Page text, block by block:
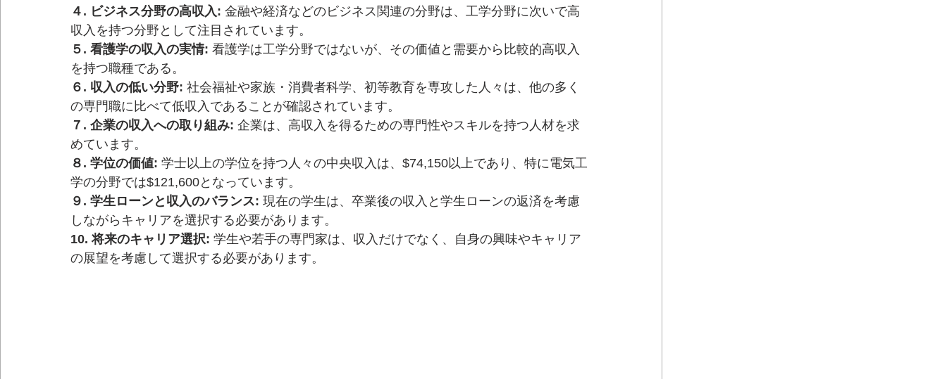
４. ビジネス分野の高収入: 金融や経済などのビジネス関連の分野は、工学分野に次いで高
収入を持つ分野として注目されています。
５. 看護学の収入の実情: 看護学は工学分野ではないが、その価値と需要から比較的高収入
を持つ職種である。
６. 収入の低い分野: 社会福祉や家族・消費者科学、初等教育を専攻した人々は、他の多く
の専門職に比べて低収入であることが確認されています。
７. 企業の収入への取り組み: 企業は、高収入を得るための専門性やスキルを持つ人材を求
めています。
８. 学位の価値: 学士以上の学位を持つ人々の中央収入は、$74,150以上であり、特に電気工
学の分野では$121,600となっています。
９. 学生ローンと収入のバランス: 現在の学生は、卒業後の収入と学生ローンの返済を考慮
しながらキャリアを選択する必要があります。
10. 将来のキャリア選択: 学生や若手の専門家は、収入だけでなく、自身の興味やキャリア
の展望を考慮して選択する必要があります。